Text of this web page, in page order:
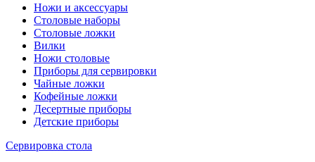
Ножи и аксессуары
Столовые наборы
Столовые ложки
Вилки
Ножи столовые
Приборы для сервировки
Чайные ложки
Кофейные ложки
Десертные приборы
Детские приборы
Сервировка стола